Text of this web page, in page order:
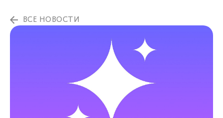
ВСЕ НОВОСТИ